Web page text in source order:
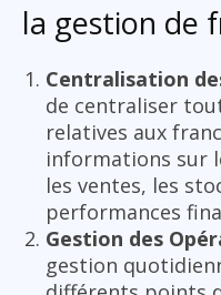
la gestion de
Centralisation
de centraliser
relatives aux
informations sur
les ventes, les
performances
Gestion des
gestion